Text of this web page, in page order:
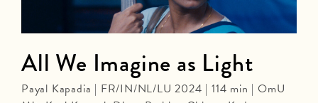
All We Imagine as Light
Payal Kapadia | FR/IN/NL/LU 2024 | 114 min | OmU